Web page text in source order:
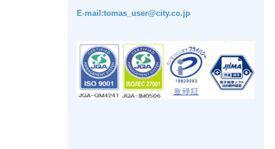
E-mail:tomas_user@city.co.jp